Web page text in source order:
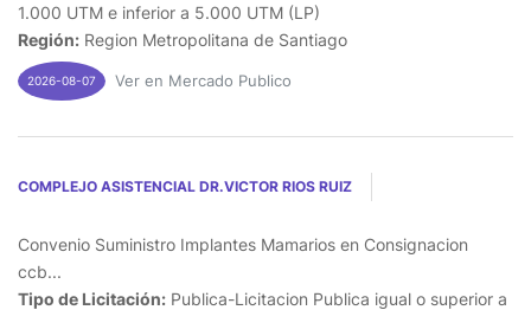
1.000 UTM e inferior a 5.000 UTM (LP)
Región: Region Metropolitana de Santiago
2026-08-07 Ver en Mercado Publico
COMPLEJO ASISTENCIAL DR.VICTOR RIOS RUIZ
Convenio Suministro Implantes Mamarios en Consignacion
ccb...
Tipo de Licitación: Publica-Licitacion Publica igual o superior a